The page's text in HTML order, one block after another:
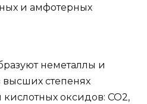
и амфотерных
неметаллы и
степенях
оксидов: CO2,